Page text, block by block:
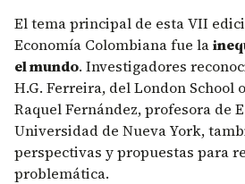
El tema principal de esta VII
Economía Colombiana fue la
el mundo. Investigadores
H.G. Ferreira, del London School
Raquel Fernández, profesora de
Universidad de Nueva York,
perspectivas y propuestas para
problemática.